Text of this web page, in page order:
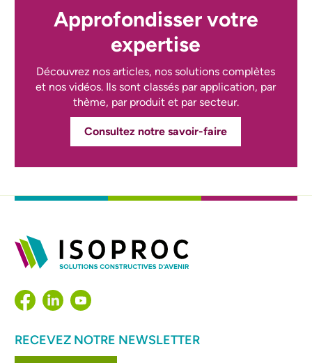
Approfondisser votre
expertise
Découvrez nos articles, nos solutions complètes
et nos vidéos. Ils sont classés par application, par
thème, par produit et par secteur.
Consultez notre savoir-faire
RECEVEZ NOTRE NEWSLETTER